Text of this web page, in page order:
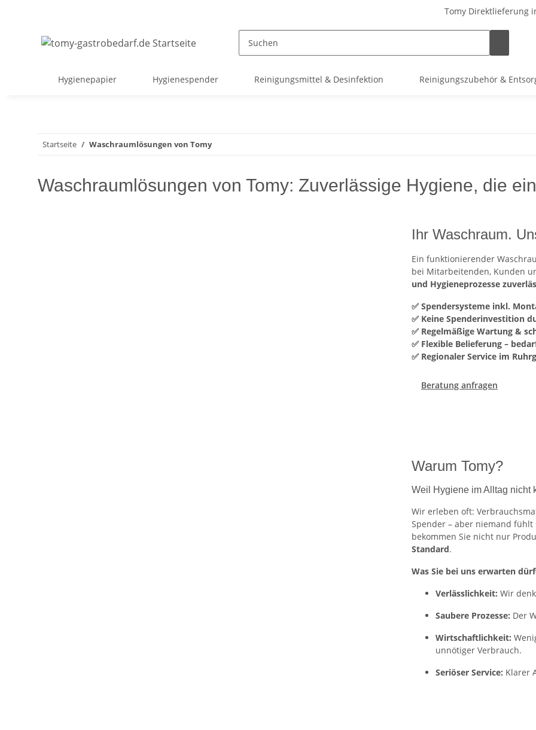
Tomy Direktlieferung
Hygienepapier Hygienespender Reinigungsmittel & Desinfektion Reinigungszubehör &
Startseite Waschraumlösungen von Tomy
Waschraumlösungen von Tomy: Zuverlässige Hygiene, die
Ihr Waschraum.
Ein funktionierender
bei Mitarbeitenden, Kunden
und Hygieneprozesse
✅ Spendersysteme inkl.
✅ Keine Spenderinvestition
✅ Regelmäßige Wartung &
✅ Flexible Belieferung –
✅ Regionaler Service im
Beratung anfragen
Warum Tomy?
Weil Hygiene im Alltag nicht
Wir erleben oft:
Spender – aber niemand
bekommen Sie nicht nur
Standard.
Was Sie bei uns erwarten
Verlässlichkeit: Wir
Saubere Prozesse: Der
Wirtschaftlichkeit:
unnötiger Verbrauch.
Seriöser Service: Klarer